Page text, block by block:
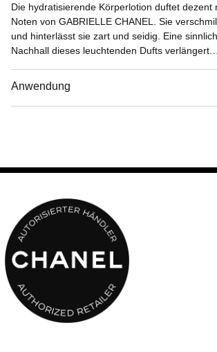
Die hydratisierende Körperlotion duftet dezent
Noten von GABRIELLE CHANEL. Sie
und hinterlässt sie zart und seidig. Eine
Nachhall dieses leuchtenden Dufts verlängert.
blumigen Noten des Parfums GABRIELLE
identischen Flakon. Eine imaginäre Blume so
Sonne, zusammengesetzt aus 4 weißen
Orangenblüte zu vernehmen. Sie weicht der
Anwendung